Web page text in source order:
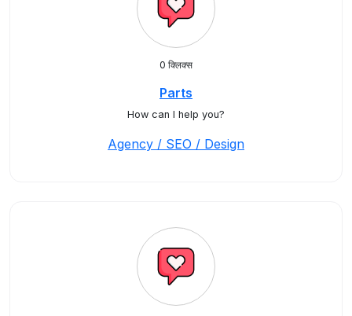
0 क्लिक्स
Parts
How can I help you?
Agency / SEO / Design